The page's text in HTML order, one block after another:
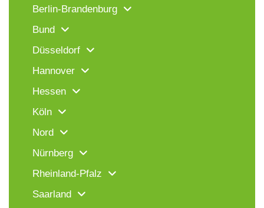
Berlin-Brandenburg
Bund
Düsseldorf
Hannover
Hessen
Köln
Nord
Nürnberg
Rheinland-Pfalz
Saarland